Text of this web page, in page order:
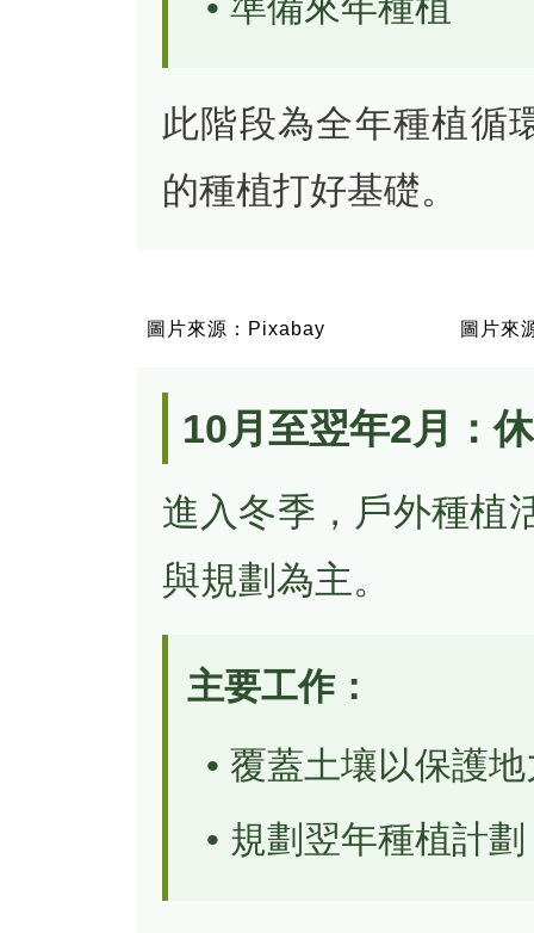
此階段為全年種植循
的種植打好基礎。
圖片來源：Pixabay 圖片來
10月至翌年2月：
進入冬季，戶外種植
與規劃為主。
主要工作：
• 覆蓋土壤以保護
• 規劃翌年種植計劃